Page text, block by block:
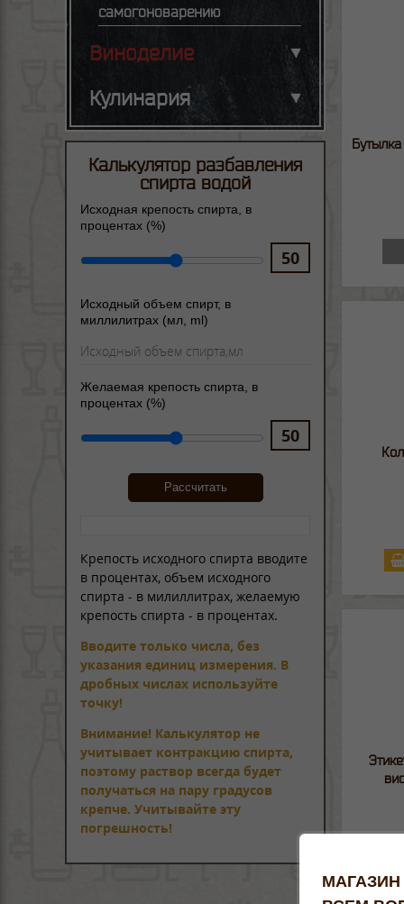
самогоноварению
Виноделие
Кулинария
Калькулятор разбавления
спирта водой
Исходная крепость спирта, в
процентах (%)
Исходный объем спирт, в
миллилитрах (мл, ml)
Желаемая крепость спирта, в
процентах (%)
Крепость исходного спирта вводите
в процентах, объем исходного
спирта - в милиллитрах, желаемую
крепость спирта - в процентах.
Вводите только числа, без
указания единиц измерения. В
дробных числах используйте
точку!
Внимание! Калькулятор не
учитывает контракцию спирта,
поэтому раствор всегда будет
получаться на пару градусов
крепче. Учитывайте эту
погрешность!